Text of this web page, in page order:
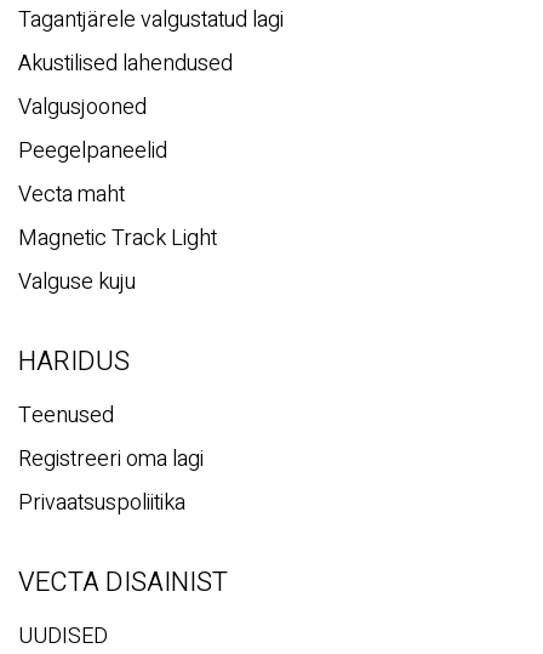
Tagantjärele valgustatud lagi
Akustilised lahendused
Valgusjooned
Peegelpaneelid
Vecta maht
Magnetic Track Light
Valguse kuju
HARIDUS
Teenused
Registreeri oma lagi
Privaatsuspoliitika
VECTA DISAINIST
UUDISED